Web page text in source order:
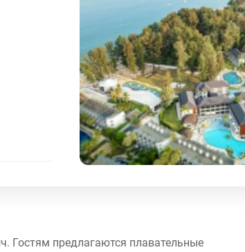
Гостям предлагаются плавательные